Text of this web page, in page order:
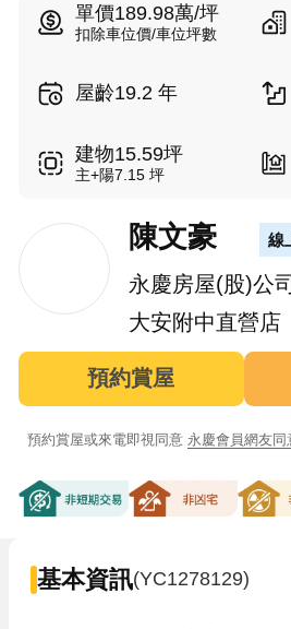
單價189.98萬/坪
扣除車位價/車位坪數
屋齡19.2 年
建物15.59坪
主+陽7.15 坪
陳文豪 線
永慶房屋(股)公司
大安附中直營店
預約賞屋
預約賞屋或來電即視同意 永慶會員網友同
基本資訊(YC1278129)